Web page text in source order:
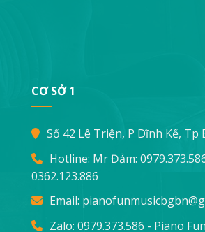
CƠ SỞ 1
Số 42 Lê Triện, P Dĩnh Kế, Tp
Hotline: Mr Đảm:
0362.123.886
Email:
Zalo: 0979.373.586 - Piano